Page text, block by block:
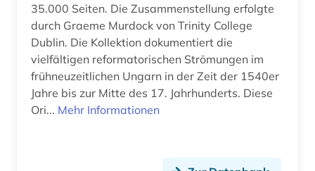
aristoteles (1)
aristoteles | philosoph; lehrer (1)
arktis (7)
armenien (3)
35.000 Seiten. Die Zusammenstellung erfolgte
durch Graeme Murdock von Trinity College
Dublin. Die Kollektion dokumentiert die
vielfältigen reformatorischen Strömungen im
frühneuzeitlichen Ungarn in der Zeit der 1540er
Jahre bis zur Mitte des 17. Jahrhunderts. Diese
Ori... Mehr Informationen